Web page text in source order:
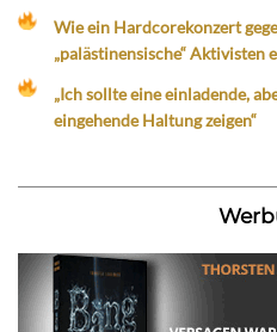
Wie ein Hardcorekonzert
„palästinensische“ Aktivisten
„Ich sollte eine einladende,
eingehende Haltung zeigen“